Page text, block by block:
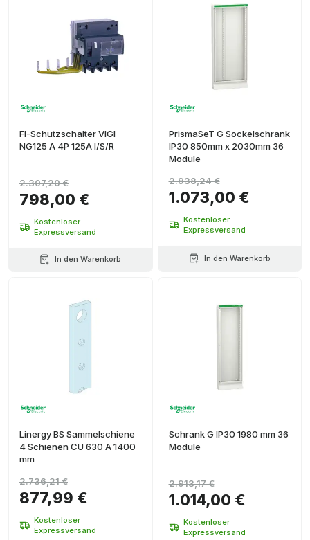
FI-Schutzschalter VIGI
NG125 A 4P 125A I/S/R
798,00 €
2.307,20 €
Kostenloser
Expressversand
In den Warenkorb
PrismaSeT G Sockelschrank
IP30 850mm x 2030mm 36
Module
1.073,00 €
2.938,24 €
Kostenloser
Expressversand
In den Warenkorb
Linergy BS Sammelschiene
4 Schienen CU 630 A 1400
mm
877,99 €
2.736,21 €
Kostenloser
Expressversand
Schrank G IP30 1980 mm 36
Module
1.014,00 €
2.913,17 €
Kostenloser
Expressversand